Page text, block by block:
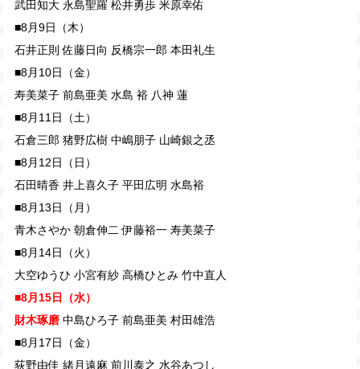
武田知大 永島聖羅 松井勇歩 米原幸佑
■8月9日（木）
石井正則 佐藤日向 反橋宗一郎 本田礼生
■8月10日（金）
寿美菜子 前島亜美 水島 裕 八神 蓮
■8月11日（土）
石倉三郎 猪野広樹 中嶋朋子 山崎銀之丞
■8月12日（日）
石田晴香 井上喜久子 平田広明 水島裕
■8月13日（月）
青木さやか 朝倉伸二 伊藤裕一 寿美菜子
■8月14日（火）
大空ゆうひ 小宮有紗 高橋ひとみ 竹中直人
■8月15日（水）
財木琢磨 中島ひろ子 前島亜美 村田雄浩
■8月17日（金）
荻野由佳 緒月遠麻 前川泰之 水谷あつし